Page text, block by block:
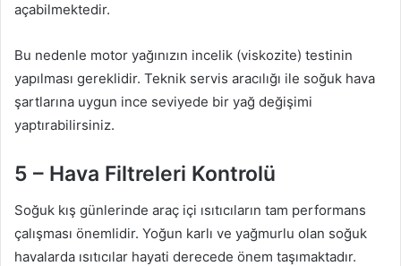
açabilmektedir.
Bu nedenle motor yağınızın incelik (viskozite) testinin
yapılması gereklidir. Teknik servis aracılığı ile soğuk hava
şartlarına uygun ince seviyede bir yağ değişimi
yaptırabilirsiniz.
5 – Hava Filtreleri Kontrolü
Soğuk kış günlerinde araç içi ısıtıcıların tam performans
çalışması önemlidir. Yoğun karlı ve yağmurlu olan soğuk
havalarda ısıtıcılar hayati derecede önem taşımaktadır.